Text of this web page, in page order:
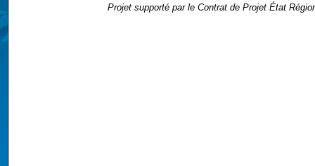
Projet supporté par le Contrat de Projet État